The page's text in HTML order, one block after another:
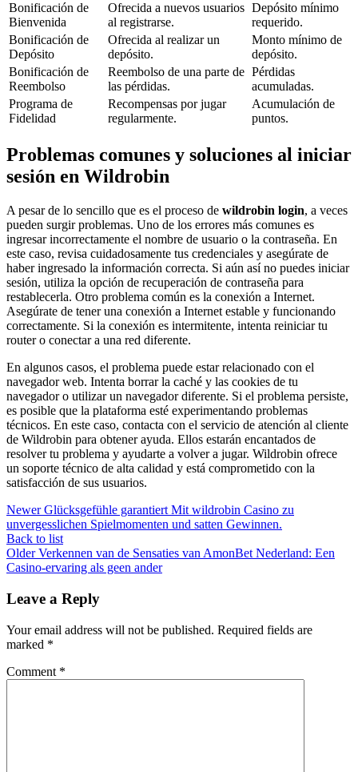
Bonificación de
Bienvenida
Ofrecida a nuevos usuarios
al registrarse.
Depósito mínimo
requerido.
Bonificación de
Depósito
Ofrecida al realizar un
depósito.
Monto mínimo de
depósito.
Bonificación de
Reembolso
Reembolso de una parte de
las pérdidas.
Pérdidas
acumuladas.
Programa de
Fidelidad
Recompensas por jugar
regularmente.
Acumulación de
puntos.
Problemas comunes y soluciones al iniciar
sesión en Wildrobin
A pesar de lo sencillo que es el proceso de wildrobin login, a veces
pueden surgir problemas. Uno de los errores más comunes es
ingresar incorrectamente el nombre de usuario o la contraseña. En
este caso, revisa cuidadosamente tus credenciales y asegúrate de
haber ingresado la información correcta. Si aún así no puedes iniciar
sesión, utiliza la opción de recuperación de contraseña para
restablecerla. Otro problema común es la conexión a Internet.
Asegúrate de tener una conexión a Internet estable y funcionando
correctamente. Si la conexión es intermitente, intenta reiniciar tu
router o conectar a una red diferente.
En algunos casos, el problema puede estar relacionado con el
navegador web. Intenta borrar la caché y las cookies de tu
navegador o utilizar un navegador diferente. Si el problema persiste,
es posible que la plataforma esté experimentando problemas
técnicos. En este caso, contacta con el servicio de atención al cliente
de Wildrobin para obtener ayuda. Ellos estarán encantados de
resolver tu problema y ayudarte a volver a jugar. Wildrobin ofrece
un soporte técnico de alta calidad y está comprometido con la
satisfacción de sus usuarios.
Newer Glücksgefühle garantiert Mit wildrobin Casino zu
unvergesslichen Spielmomenten und satten Gewinnen.
Back to list
Older Verkennen van de Sensaties van AmonBet Nederland: Een
Casino-ervaring als geen ander
Leave a Reply
Your email address will not be published. Required fields are
marked *
Comment *